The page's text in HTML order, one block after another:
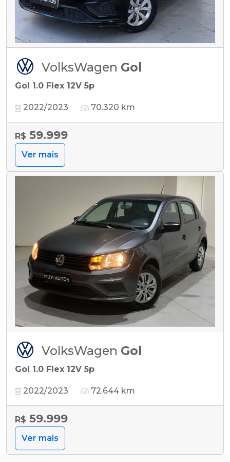
VolksWagen Gol
Gol 1.0 Flex 12V 5p
2022/2023 70.320 km
R$ 59.999
Ver mais
VolksWagen Gol
Gol 1.0 Flex 12V 5p
2022/2023 72.644 km
R$ 59.999
Ver mais